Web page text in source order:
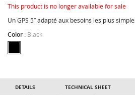
This product is no longer available for sale
Un GPS 5’’ adapté aux besoins les plus
Color : Black
DETAILS TECHNICAL SHEET